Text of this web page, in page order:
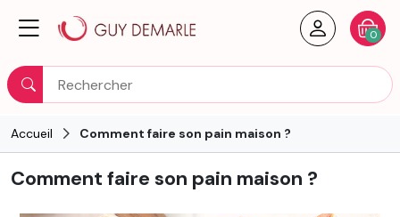
Rechercher
Créer
0
Accueil Comment faire son pain maison ?
Comment faire son pain maison ?